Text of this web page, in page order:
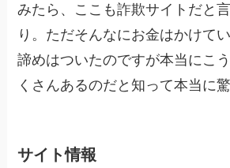
みたら、ここも詐欺サイトだと
り。ただそんなにお金はかけて
諦めはついたのですが本当にこ
くさんあるのだと知って本当に驚
サイト情報